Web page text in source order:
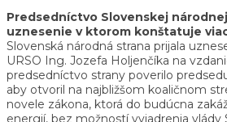
Predsedníctvo Slovenskej
uznesenie v ktorom konštatuje
Slovenská národná strana prijala
URSO Ing. Jozefa Holjenčíka na
predsedníctvo strany poverilo
aby otvoril na najbližšom koaličnom
novele zákona, ktorá do budúcna
energií, bez možností vyjadrenia vlády